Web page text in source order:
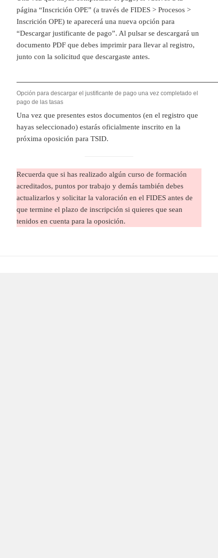
página “Inscrición OPE” (a través de FIDES > Procesos >
Inscrición OPE) te aparecerá una nueva opción para
“Descargar justificante de pago”. Al pulsar se descargará un
documento PDF que debes imprimir para llevar al registro,
junto con la solicitud que descargaste antes.
Opción para descargar el justificante de pago una vez completado el
pago de las tasas
Una vez que presentes estos documentos (en el registro que
hayas seleccionado) estarás oficialmente inscrito en la
próxima oposición para TSID.
Recuerda que si has realizado algún curso de formación
acreditados, puntos por trabajo y demás también debes
actualizarlos y solicitar la valoración en el FIDES antes de
que termine el plazo de inscripción si quieres que sean
tenidos en cuenta para la oposición.